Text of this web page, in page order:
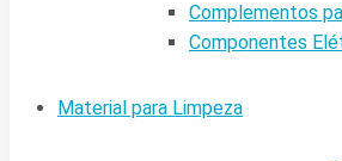
Complementos
Componentes
Material para Limpeza